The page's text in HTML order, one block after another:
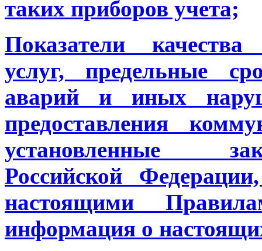
таких приборов учета;
Показатели
услуг, предельные
аварий и иных
предоставления
установленные
Российской
настоящими
информация о